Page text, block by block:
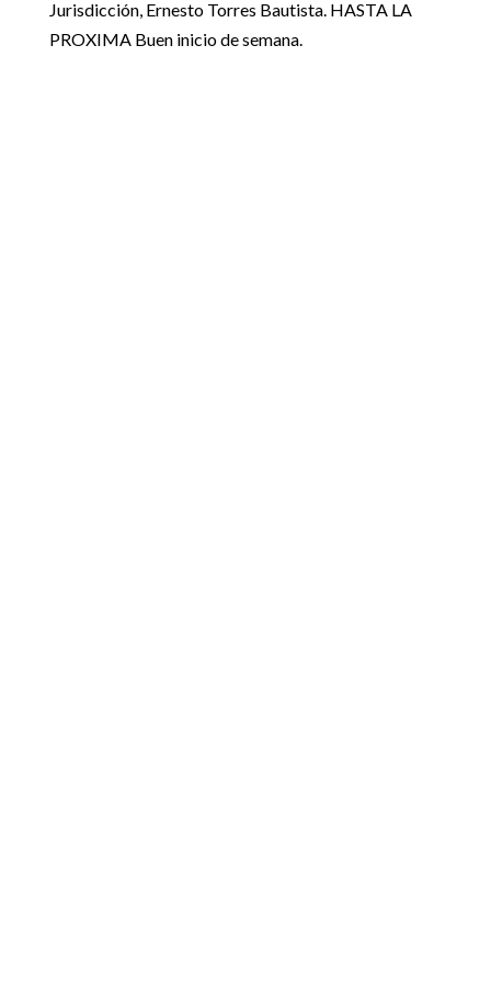
Jurisdicción, Ernesto Torres Bautista. HASTA LA
PROXIMA Buen inicio de semana.